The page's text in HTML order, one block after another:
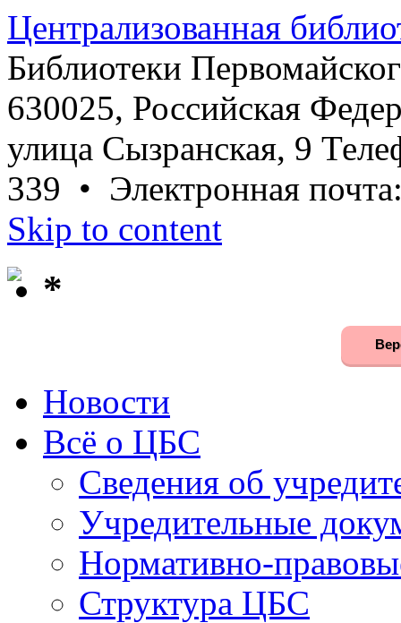
Централизованная
Библиотеки
630025, Российская
улица Сызранская, 9
339 • Электронная
Skip to content
*
Новости
Всё о ЦБС
Сведения об
Учредительные
Нормативно-
Структура ЦБС